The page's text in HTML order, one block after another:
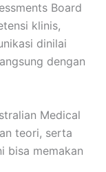
Board
klinis,
dinilai
dengan
Medical
teori, serta
bisa memakan